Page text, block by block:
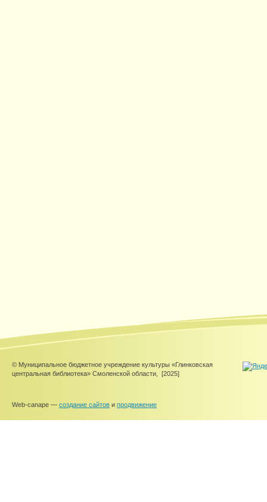
© Муниципальное бюджетное учреждение культуры «Глинковская
центральная библиотека» Смоленской области,
[2025]
Web-canape — создание сайтов и продвижение